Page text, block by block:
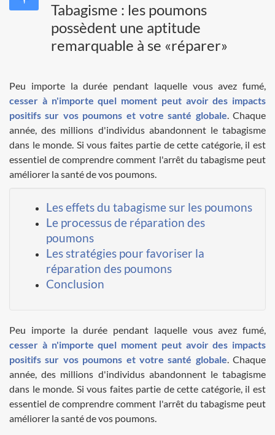
Tabagisme : les poumons
possèdent une aptitude
remarquable à se «réparer»
Peu importe la durée pendant laquelle vous avez fumé,
cesser à n'importe quel moment peut avoir des impacts
positifs sur vos poumons et votre santé globale. Chaque
année, des millions d'individus abandonnent le tabagisme
dans le monde. Si vous faites partie de cette catégorie, il est
essentiel de comprendre comment l'arrêt du tabagisme peut
améliorer la santé de vos poumons.
Les effets du tabagisme sur les poumons
Le processus de réparation des
poumons
Les stratégies pour favoriser la
réparation des poumons
Conclusion
Peu importe la durée pendant laquelle vous avez fumé,
cesser à n'importe quel moment peut avoir des impacts
positifs sur vos poumons et votre santé globale. Chaque
année, des millions d'individus abandonnent le tabagisme
dans le monde. Si vous faites partie de cette catégorie, il est
essentiel de comprendre comment l'arrêt du tabagisme peut
améliorer la santé de vos poumons.